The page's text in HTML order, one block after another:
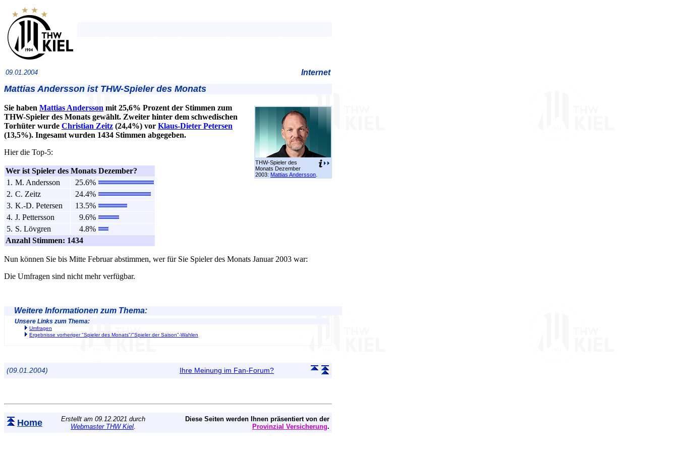
09.01.2004 Internet
Mattias Andersson ist THW-Spieler des Monats
THW-Spieler des
Monats Dezember
2003: Mattias Andersson
Sie haben Mattias Andersson mit 25,6% Prozent der Stimmen zum
THW-Spieler des Monats gewählt. Zweiter hinter dem schwedischen
Torhüter wurde Christian Zeitz (24,4%) vor Klaus-Dieter Petersen
(13,5%). Ingesamt wurden 1434 Stimmen abgegeben.
Hier die Top-5:
Wer ist Spieler des Monats Dezember?
1. M. Andersson
25.6%
2. C. Zeitz
24.4%
3. K.-D. Petersen
13.5%
4. J. Pettersson
9.6%
5. S. Lövgren
4.8%
Anzahl Stimmen: 1434
Nun können Sie bis Mitte Februar abstimmen, wer für Sie Spieler des Monats Januar 2003 war:
Die Umfragen sind nicht mehr verfügbar.
Weitere Informationen zum Thema:
Unsere Links zum Thema:
Umfragen
Ergebnisse vorheriger "Spieler des Monats"/"Spieler der Saison"-Wahlen
(09.01.2004) Ihre Meinung im Fan-Forum?
Home
Erstellt am 09.12.2021 durch
Webmaster THW Kiel.
Diese Seiten werden Ihnen präsentiert von der
Provinzial Versicherung.